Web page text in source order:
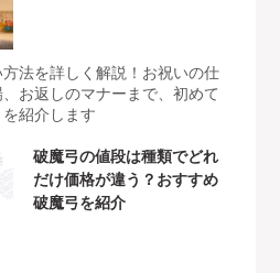
法を詳しく解説！お祝いの仕
お返しのマナーまで、初めて
紹介します
破魔弓の値段は種類でどれ
だけ価格が違う？おすすめ
破魔弓を紹介